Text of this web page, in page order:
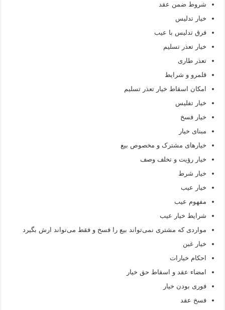
شروط ضمن عقد
خیار تدلیس
فرق تدلیس با عیب
خیار تعذر تسلیم
تعذر طاری
قلمرو و شرایط
امکان اسقاط خیار تعذر تسلیم
خیار تفلیس
خیار فسخ
مبنای خیار
خیارهای مشترک و مخصوص بیع
خیار رؤیت و تخلف وصف
خیار شرط
خیار عیب
مفهوم عیب
شرایط خیار عیب
مواردی که مشتری نمی‌تواند بیع را فسخ و فقط می‌تواند ارش بگیرد
خیار غبن
احکام خیارات
امضاء عقد و اسقاط حق خیار
فوری بودن خیار
فسخ عقد